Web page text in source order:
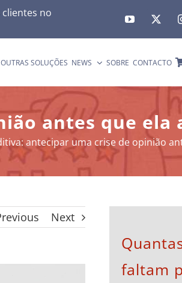
no
OUTRAS SOLUÇÕES NEWS SOBRE CONTACTO
antes que ela
antecipar uma crise de opinião
Next
faltam